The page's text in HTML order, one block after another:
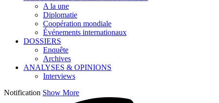
A la une
Diplomatie
Coopération mondiale
Événements internationaux
DOSSIERS
Enquête
Archives
ANALYSES & OPINIONS
Interviews
Notification Show More